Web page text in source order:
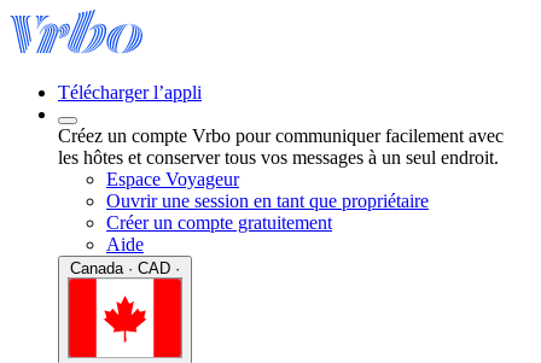
Télécharger l’appli
Créez un compte Vrbo pour communiquer facilement avec
les hôtes et conserver tous vos messages à un seul endroit.
Espace Voyageur
Ouvrir une session en tant que propriétaire
Créer un compte gratuitement
Aide